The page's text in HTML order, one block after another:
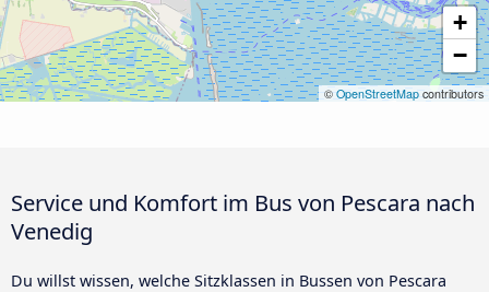
+
−
© OpenStreetMap contributors
Service und Komfort im Bus von Pescara nach
Venedig
Du willst wissen, welche Sitzklassen in Bussen von Pescara